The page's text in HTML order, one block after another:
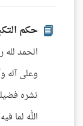
حكم
الحمد لله
وعلى آله
نشره
الله لما